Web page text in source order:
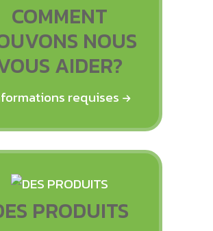
COMMENT
NOUS
AIDER?
requises
PRODUITS